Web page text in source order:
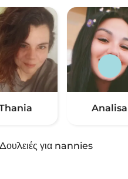
Analisa
Δουλειές για nannies